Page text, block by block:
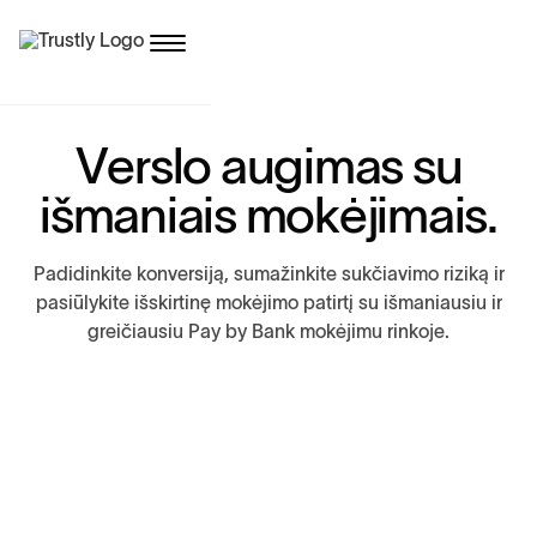
Versloaugimassu
išmaniais mokėjimais.
Padidinkite konversiją, sumažinkite sukčiavimo riziką ir
pasiūlykite išskirtinę mokėjimo patirtį su išmaniausiu ir
greičiausiu Pay by Bank mokėjimu rinkoje.